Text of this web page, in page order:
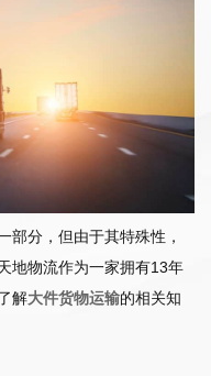
部分，但由于其特殊性，
地物流作为一家拥有13年
解大件货物运输的相关知